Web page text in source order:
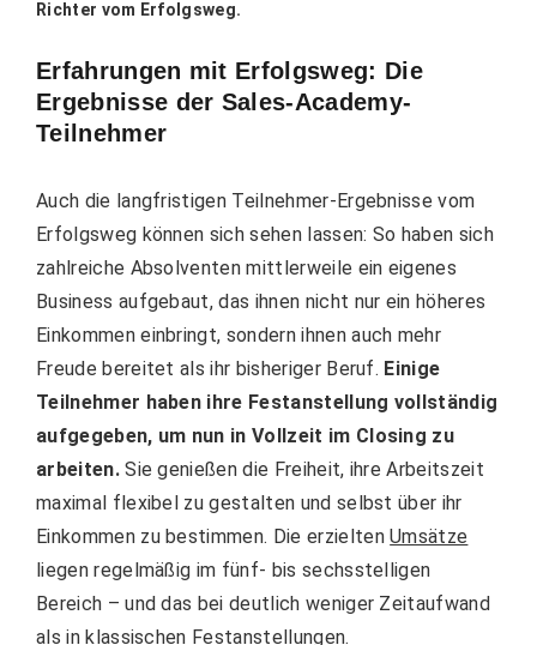
Richter vom Erfolgsweg.
Erfahrungen mit Erfolgsweg: Die
Ergebnisse der Sales-Academy-
Teilnehmer
Auch die langfristigen Teilnehmer-Ergebnisse vom
Erfolgsweg können sich sehen lassen: So haben sich
zahlreiche Absolventen mittlerweile ein eigenes
Business aufgebaut, das ihnen nicht nur ein höheres
Einkommen einbringt, sondern ihnen auch mehr
Freude bereitet als ihr bisheriger Beruf. Einige
Teilnehmer haben ihre Festanstellung vollständig
aufgegeben, um nun in Vollzeit im Closing zu
arbeiten.Sie genießen die Freiheit, ihre Arbeitszeit
maximal flexibel zu gestalten und selbst über ihr
Einkommen zu bestimmen. Die erzieltenUmsätze
liegen regelmäßig im fünf- bis sechsstelligen
Bereich – und das bei deutlich weniger Zeitaufwand
als in klassischen Festanstellungen.